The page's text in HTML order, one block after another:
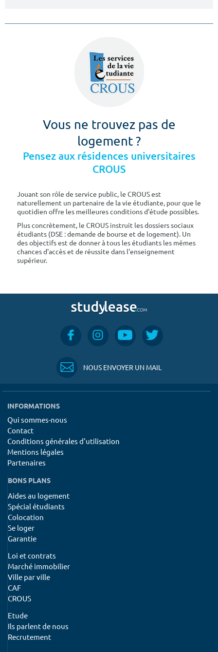
Vous ne trouvez pas de
logement ?
Pensez aux résidences universitaires
CROUS
Jouant son rôle de service public, le CROUS est
naturellement un partenaire de la vie étudiante, pour que le
quotidien offre les meilleures conditions d'étude possibles.
Plus concrètement, le CROUS instruit les dossiers sociaux
étudiants (DSE : demande de bourse et de logement). Un
des objectifs est de donner à tous les étudiants les mêmes
chances d'accès et de réussite dans l'enseignement
supérieur.
NOUS ENVOYER UN MAIL
INFORMATIONS
Qui sommes-nous
Contact
Conditions générales d'utilisation
Mentions légales
Partenaires
BONS PLANS
Aides au logement
Spécial étudiants
Colocation
Se loger
Garantie
Loi et contrats
Marché immobilier
Ville par ville
CAF
CROUS
Etude
Ils parlent de nous
Recrutement